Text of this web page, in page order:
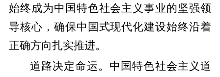
始终成为中国特色社会主义事业的坚强领
导核心，确保中国式现代化建设始终沿着
正确方向扎实推进。
道路决定命运。中国特色社会主义道